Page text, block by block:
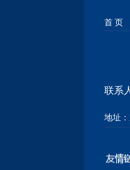
首 页
联系
地址：